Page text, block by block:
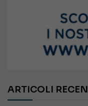
ARTICOLI